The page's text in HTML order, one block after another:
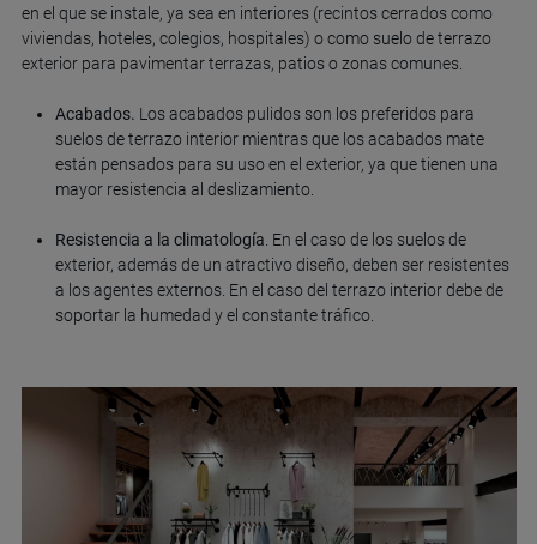
en el que se instale, ya sea en interiores (recintos cerrados como
viviendas, hoteles, colegios, hospitales) o como suelo de terrazo
exterior para pavimentar terrazas, patios o zonas comunes.
Acabados. Los acabados pulidos son los preferidos para
suelos de terrazo interior mientras que los acabados mate
están pensados para su uso en el exterior, ya que tienen una
mayor resistencia al deslizamiento.
Resistencia a la climatología. En el caso de los suelos de
exterior, además de un atractivo diseño, deben ser resistentes
a los agentes externos. En el caso del terrazo interior debe de
soportar la humedad y el constante tráfico.